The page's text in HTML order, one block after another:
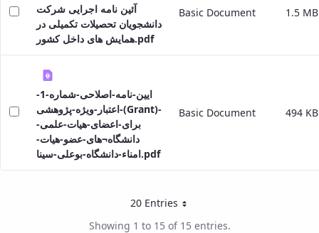
آئین نامه اجرایی شرکت
دانشجویان تحصیلات تکمیلی در
همایش های داخل کشور.pdf
Basic Document 1.5 MB
ایین-نامه-اصلاحی-شماره-1-
اعتبار-ویژه-پژوهشی-(Grant)-
برای-اعضای-هیات-علمی-
دانشگاه¬های-عضو-هیات-
امناء-دانشگاه-بوعلی-سینا.pdf
Basic Document 494 KB
20 EntriesPer Page
Showing 1 to 15 of 15 entries.